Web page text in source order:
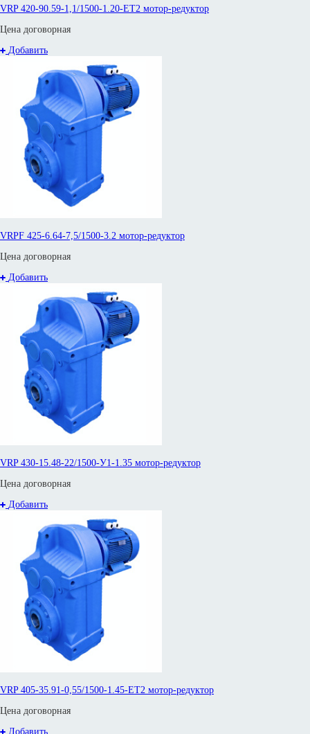
VRP 420-90.59-1,1/1500-1.20-ET2 мотор-редуктор
Цена договорная
Добавить
VRPF 425-6.64-7,5/1500-3.2 мотор-редуктор
Цена договорная
Добавить
VRP 430-15.48-22/1500-У1-1.35 мотор-редуктор
Цена договорная
Добавить
VRP 405-35.91-0,55/1500-1.45-ET2 мотор-редуктор
Цена договорная
Добавить